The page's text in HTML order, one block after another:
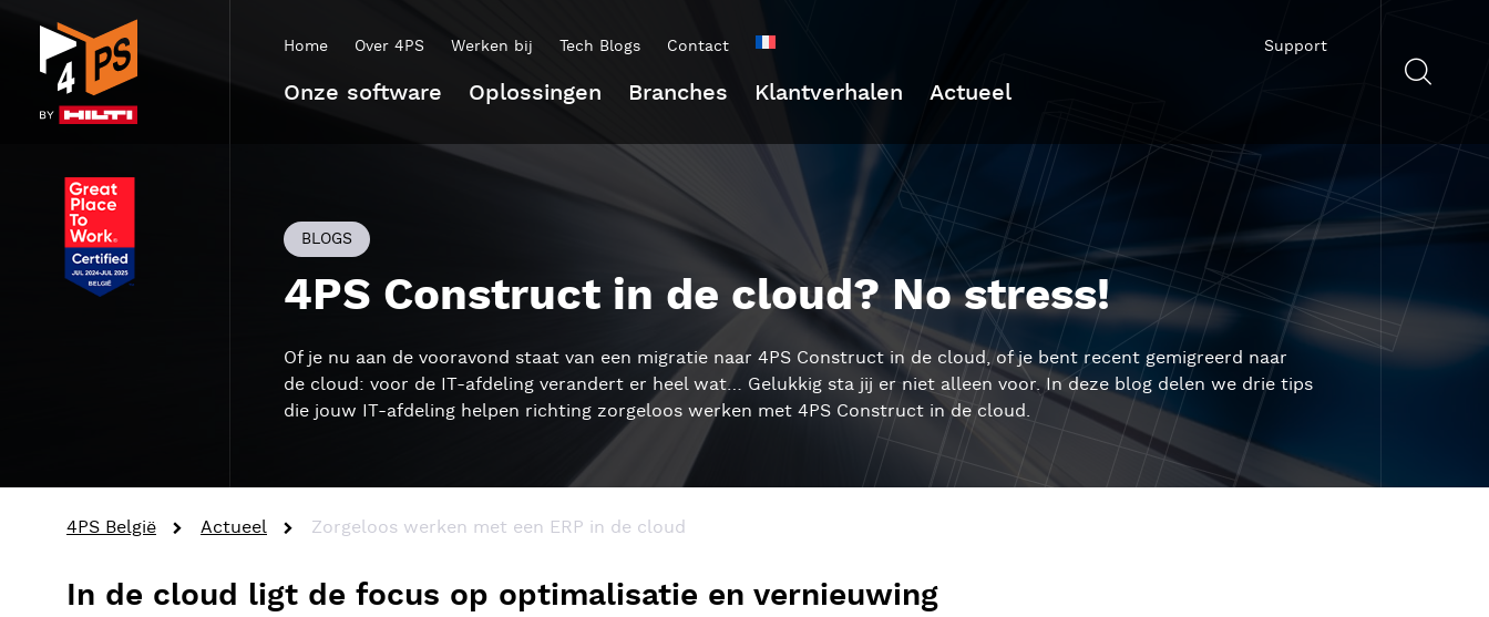
Home Over 4PS Werken bij Tech Blogs Contact
Onze software Oplossingen Branches Klantverhalen Actueel
Support
BLOGS
4PS Construct in de cloud? No stress!
Of je nu aan de vooravond staat van een migratie naar 4PS Constructin de cloud, of je bent recent gemigreerd naar
de cloud: voor de IT-afdeling verandert er heel wat… Gelukkig sta jij er niet alleen voor. In deze blog delen we drie tips
die jouw IT-afdeling helpen richting zorgeloos werken met 4PS Construct in de cloud.
4PS België Actueel Zorgeloos werken met een ERP in de cloud
In de cloud ligt de focus op optimalisatie en vernieuwing